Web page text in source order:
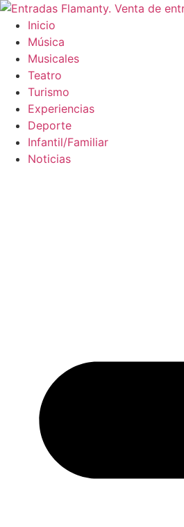
Ir
contenido
Inicio
Música
Musicales
Teatro
Turismo
Experiencias
Deporte
Infantil/Familiar
Noticias